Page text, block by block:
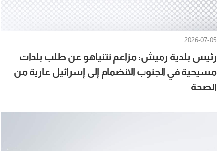
2026-07-05
رئيس بلدية رميش: مزاعم نتنياهو عن طلب بلدات
مسيحية في الجنوب الانضمام إلى إسرائيل عارية من
الصحة